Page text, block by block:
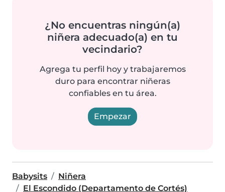
¿No encuentras ningún(a)
niñera adecuado(a) en tu
vecindario?
Agrega tu perfil hoy y trabajaremos
duro para encontrar niñeras
confiables en tu área.
Empezar
Babysits
Niñera
El Escondido (Departamento de Cortés)